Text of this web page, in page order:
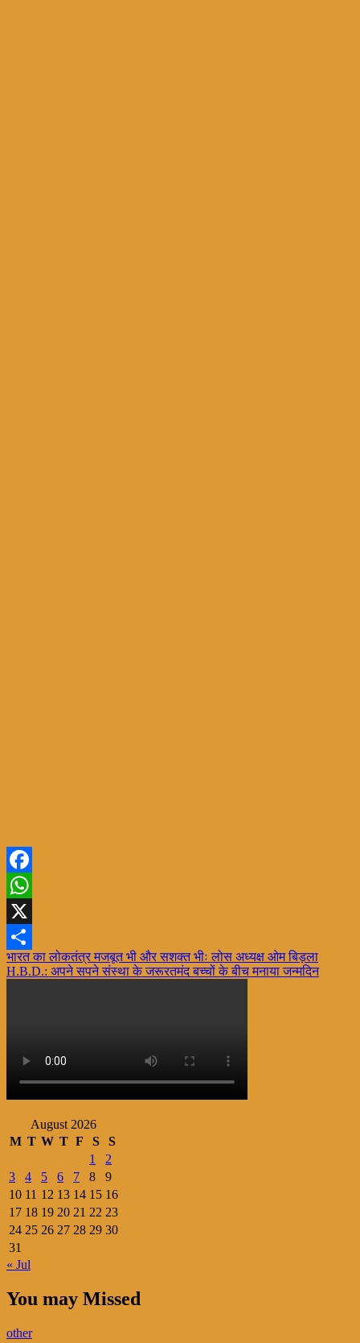
Facebook
WhatsApp
X
Share
Post
navigation
भारत का लोकतंत्र मजबूत भी और सशक्त भीः लोस अध्यक्ष ओम बिड़ला
H.B.D.: अपने सपने संस्था के जरूरतमंद बच्चों के बीच मनाया जन्मदिन
August 2026
M T W T F S
S
1
2
3
4 5 6 7 8
9
10 11 12 13 14 15 16
17 18 19 20 21 22 23
24 25 26 27 28 29 30
31
« Jul
You may Missed
other